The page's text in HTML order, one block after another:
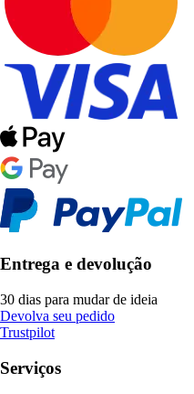
Entrega e devolução
30 dias para mudar de ideia
Devolva seu pedido
Trustpilot
Serviços